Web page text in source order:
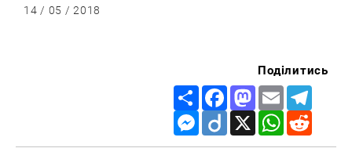
14 / 05 / 2018
Поділитись
Share FacebookMastodon
Email
Messenger
Diigo X WhatsApp